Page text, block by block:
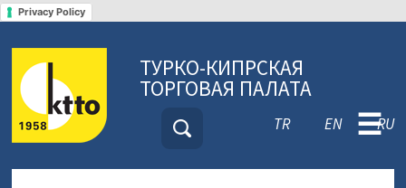
Privacy Policy
ТУРКО-КИПРСКАЯ
ТОРГОВАЯ ПАЛАТА
TR EN RU
☰